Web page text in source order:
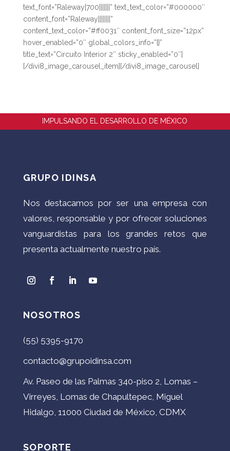
text_font=”Raleway|700|||||||” text_text_color=”#000000″
content_font=”Raleway||||||||”
content_text_color=”#ff0031″ content_font_size=”12px”
hover_enabled=”0″ global_colors_info=”{}”
title_text=”Circuito Interior 2″ sticky_enabled=”0″]
[/divi8_image_carousel_item][/divi8_image_carousel]
IMPULSANDO EL DESARROLLO DE MÉXICO
GRUPO IDINSA
Nos destacamos por ser una empresa con
valores, responsable y por ofrecer soluciones
vanguardistas para los grandes retos que
presenta actualmente nuestro país.
NOSOTROS
(55) 5395-9170
contacto@grupoidinsa.com
Av. Paseo de las Palmas 340-piso 2, Lomas –
Virreyes, Lomas de Chapultepec, Miguel
Hidalgo, 11000 Ciudad de México, CDMX
SOPORTE